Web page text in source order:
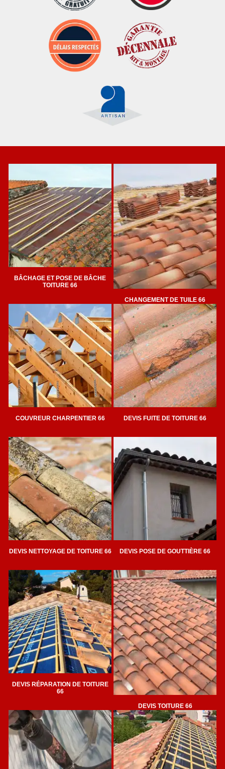
BÂCHAGE ET POSE DE BÂCHE
TOITURE 66
CHANGEMENT DE TUILE 66
COUVREUR CHARPENTIER 66 DEVIS FUITE DE TOITURE 66
DEVIS NETTOYAGE DE TOITURE 66 DEVIS POSE DE GOUTTIÈRE 66
DEVIS RÉPARATION DE TOITURE
66
DEVIS TOITURE 66